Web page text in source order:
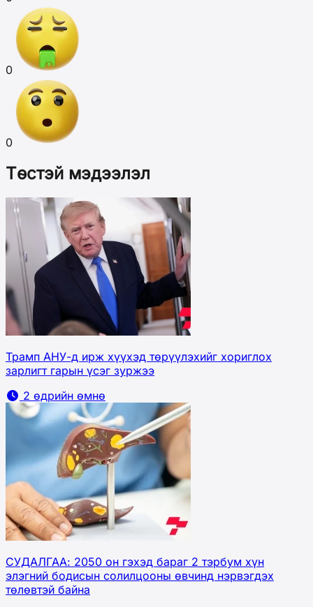
0
0
Төстэй мэдээлэл
Трамп АНУ-д ирж хүүхэд төрүүлэхийг хориглох
зарлигт гарын үсэг зуржээ
2 өдрийн өмнө
СУДАЛГАА: 2050 он гэхэд бараг 2 тэрбум хүн
элэгний бодисын солилцооны өвчинд нэрвэгдэх
төлөвтэй байна